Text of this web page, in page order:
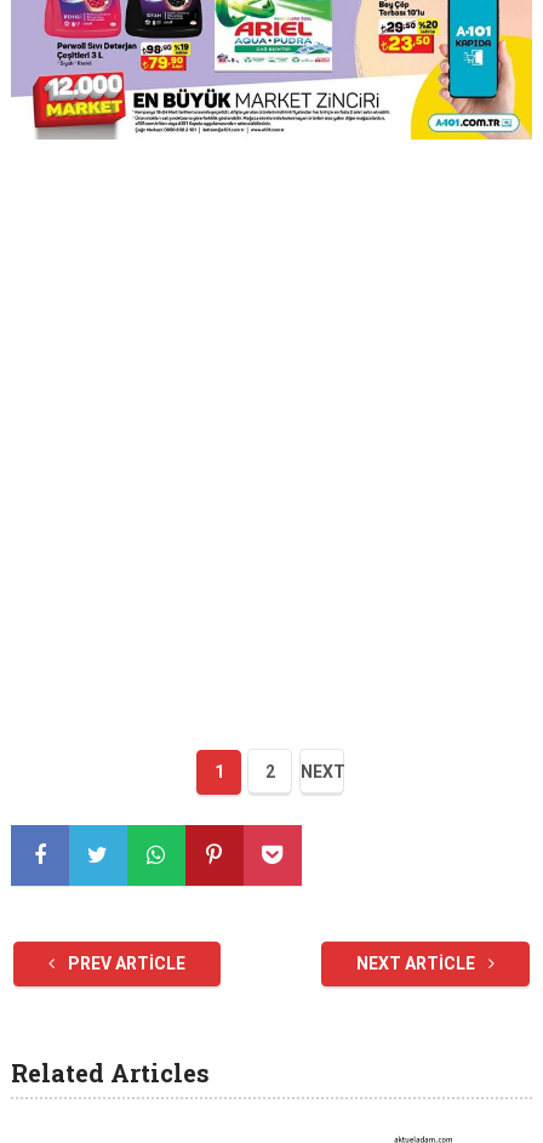
1 2 NEXT
PREV ARTICLE NEXT ARTICLE
Related Articles